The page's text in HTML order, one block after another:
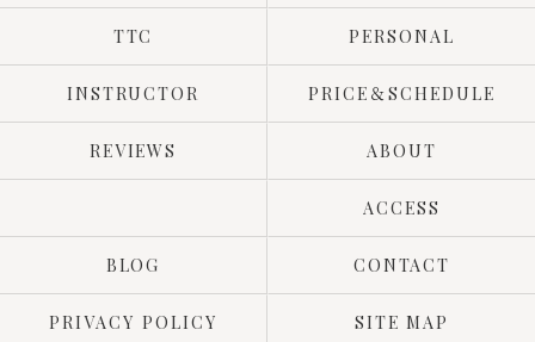
TTC PERSONAL
INSTRUCTOR PRICE＆SCHEDULE
REVIEWS ABOUT
ACCESS
BLOG CONTACT
PRIVACY POLICY SITE MAP